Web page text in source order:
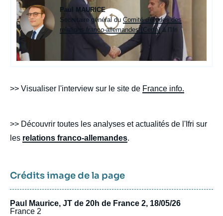
Photo
Paul MAURICE
Intitulé
du
Secrétaire général duComité d'études des
relations franco-allemandes (Cerfa) à l'Ifri
body
>> Visualiser l'interview sur le site de France info.
>> Découvrir toutes les analyses et actualités de l'Ifri sur
les relations franco-allemandes.
Crédits image de la page
Paul Maurice, JT de 20h de France 2, 18/05/26
France 2